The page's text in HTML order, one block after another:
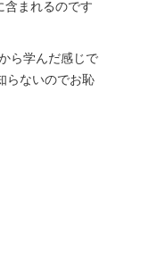
含まれるのです
ら学んだ感じで
らないのでお恥